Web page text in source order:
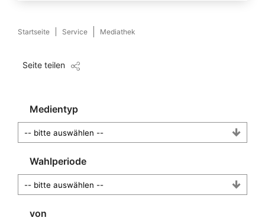
Startseite Service Mediathek
Seite teilen
Medientyp
Wahlperiode
von